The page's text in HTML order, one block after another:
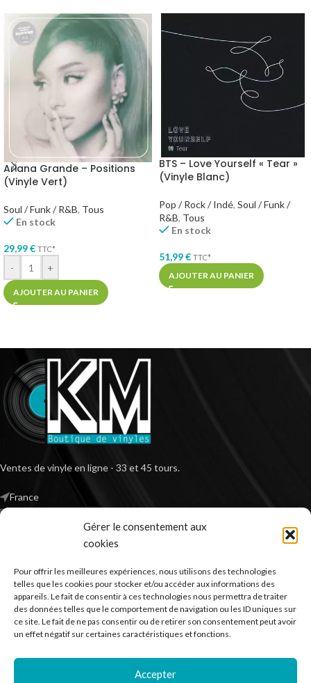
Gérer le consentement aux
cookies
Pour offrir les meilleures expériences, nous utilisons des technologies
telles que les cookies pour stocker et/ou accéder aux informations des
appareils. Le fait de consentir à ces technologies nous permettra de traiter
des données telles que le comportement de navigation ou les ID uniques sur
ce site. Le fait de ne pas consentir ou de retirer son consentement peut avoir
un effet négatif sur certaines caractéristiques et fonctions.
Accepter
Ariana Grande – Positions
(Vinyle Vert)
Soul / Funk / R&B, Tous
En stock
29,99€ TTC*
- +
AJOUTER AU PANIER
BTS – Love Yourself « Tear »
(Vinyle Blanc)
Pop / Rock / Indé, Soul / Funk /
R&B, Tous
En stock
51,99€ TTC*
AJOUTER AU PANIER
Ventes de vinyle en ligne - 33 et 45 tours.
France
*TVA non applicable – article 293 B du CGI
RECHERCHER DES PRODUITS
NOS SERVICES